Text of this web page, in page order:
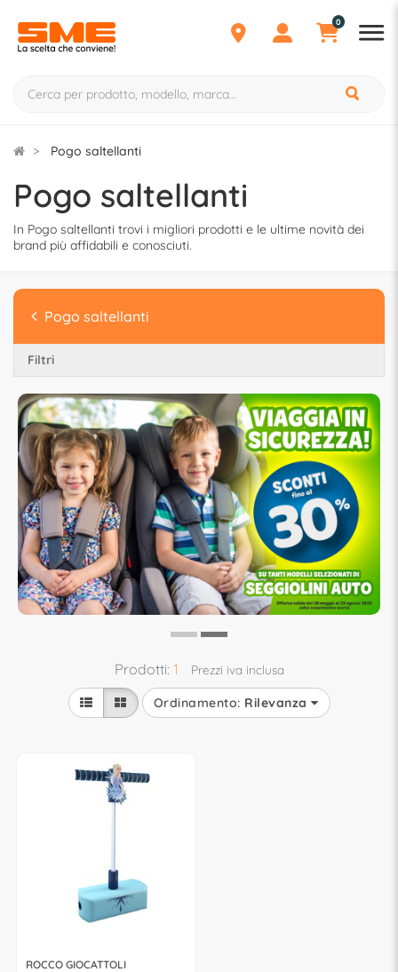
0
Pogo saltellanti
Pogo saltellanti
In Pogo saltellanti trovi i migliori prodotti e le ultime novità dei
brand più affidabili e conosciuti.
Pogo saltellanti
Filtri
Prodotti: 1 Prezzi iva inclusa
Ordinamento: Rilevanza
ROCCO GIOCATTOLI